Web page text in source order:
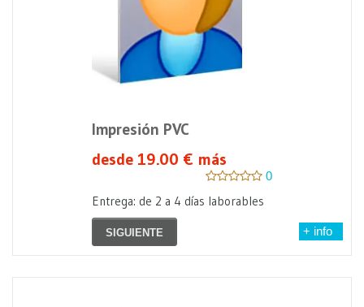
Impresión PVC
desde 19.00 € más
0
Entrega: de 2 a 4 días laborables
SIGUIENTE + info